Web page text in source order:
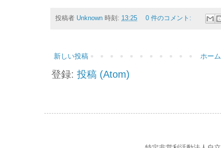
投稿者 Unknown 時刻: 13:25 0 件のコメント:
新しい投稿 ホーム
登録: 投稿 (Atom)